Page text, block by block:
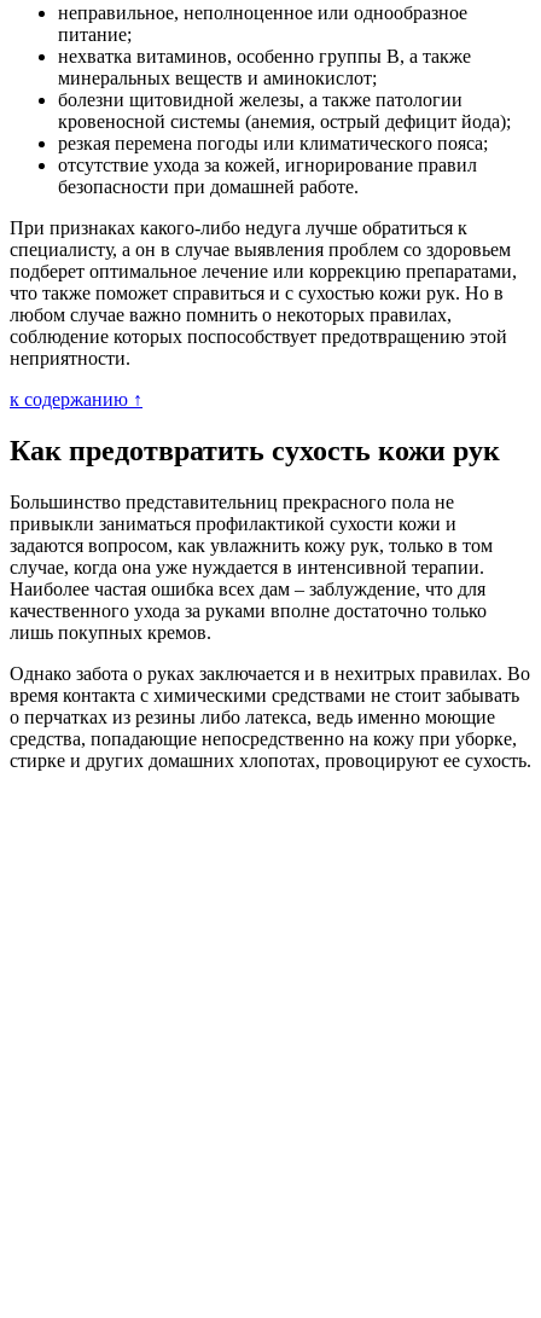
неправильное, неполноценное или однообразное
питание;
нехватка витаминов, особенно группы B, а также
минеральных веществ и аминокислот;
болезни щитовидной железы, а также патологии
кровеносной системы (анемия, острый дефицит йода);
резкая перемена погоды или климатического пояса;
отсутствие ухода за кожей, игнорирование правил
безопасности при домашней работе.
При признаках какого-либо недуга лучше обратиться к
специалисту, а он в случае выявления проблем со здоровьем
подберет оптимальное лечение или коррекцию препаратами,
что также поможет справиться и с сухостью кожи рук. Но в
любом случае важно помнить о некоторых правилах,
соблюдение которых поспособствует предотвращению этой
неприятности.
к содержанию ↑
Как предотвратить сухость кожи рук
Большинство представительниц прекрасного пола не
привыкли заниматься профилактикой сухости кожи и
задаются вопросом, как увлажнить кожу рук, только в том
случае, когда она уже нуждается в интенсивной терапии.
Наиболее частая ошибка всех дам – заблуждение, что для
качественного ухода за руками вполне достаточно только
лишь покупных кремов.
Однако забота о руках заключается и в нехитрых правилах. Во
время контакта с химическими средствами не стоит забывать
о перчатках из резины либо латекса, ведь именно моющие
средства, попадающие непосредственно на кожу при уборке,
стирке и других домашних хлопотах, провоцируют ее сухость.